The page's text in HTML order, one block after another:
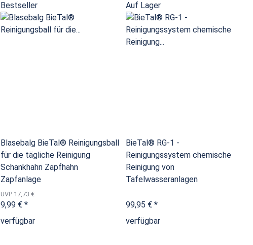
Bestseller
Blasebalg BieTal® Reinigungsball
für die tägliche Reinigung
Schankhahn Zapfhahn
Zapfanlage
UVP 17,73 €
9,99 € *
verfügbar
Auf Lager
BieTal® RG-1 -
Reinigungssystem chemische
Reinigung von
Tafelwasseranlagen
99,95 € *
verfügbar